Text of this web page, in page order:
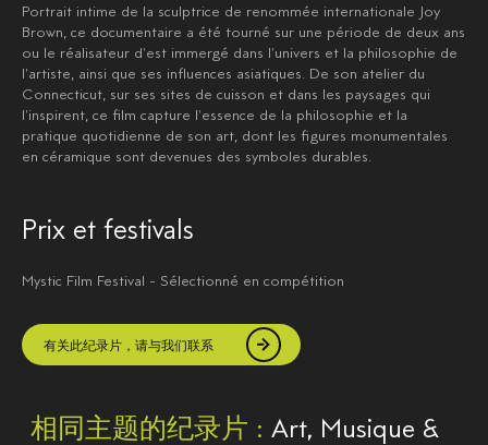
Portrait intime de la sculptrice de renommée internationale Joy
Brown, ce documentaire a été tourné sur une période de deux ans
ou le réalisateur d'est immergé dans l'univers et la philosophie de
l'artiste, ainsi que ses influences asiatiques. De son atelier du
Connecticut, sur ses sites de cuisson et dans les paysages qui
l'inspirent, ce film capture l'essence de la philosophie et la
pratique quotidienne de son art, dont les figures monumentales
en céramique sont devenues des symboles durables.
Prix et festivals
Mystic Film Festival - Sélectionné en compétition
有关此纪录片，请与我们联系
相同主题的纪录片 : Art, Musique &